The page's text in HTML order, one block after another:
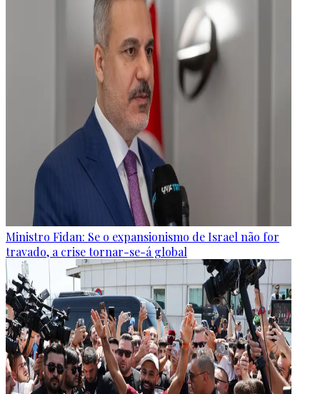
Ministro Fidan: Se o expansionismo de Israel não for
travado, a crise tornar-se-á global